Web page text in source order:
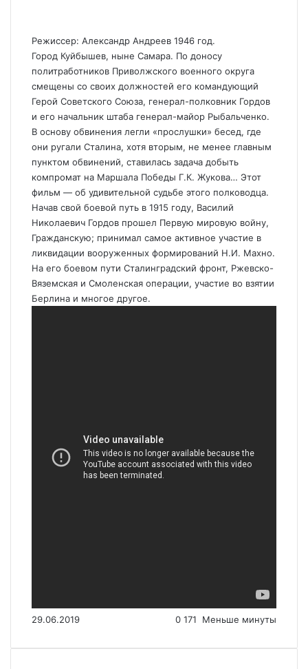
Режиссер: Александр Андреев 1946 год.
Город Куйбышев, ныне Самара. По доносу
политработников Приволжского военного округа
смещены со своих должностей его командующий
Герой Советского Союза, генерал-полковник Гордов
и его начальник штаба генерал-майор Рыбальченко.
В основу обвинения легли «прослушки» бесед, где
они ругали Сталина, хотя вторым, не менее главным
пунктом обвинений, ставилась задача добыть
компромат на Маршала Победы Г.К. Жукова… Этот
фильм — об удивительной судьбе этого полководца.
Начав свой боевой путь в 1915 году, Василий
Николаевич Гордов прошел Первую мировую войну,
Гражданскую; принимал самое активное участие в
ликвидации вооруженных формирований Н.И. Махно.
На его боевом пути Сталинградский фронт, Ржевско-
Вяземская и Смоленская операции, участие во взятии
Берлина и многое другое.
29.06.2019 0 171 Меньше минуты